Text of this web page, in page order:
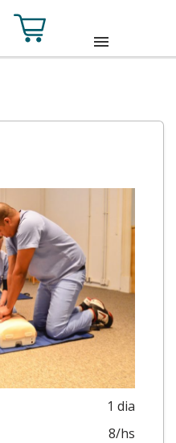
CONTA
SE
1 dia
8/hs